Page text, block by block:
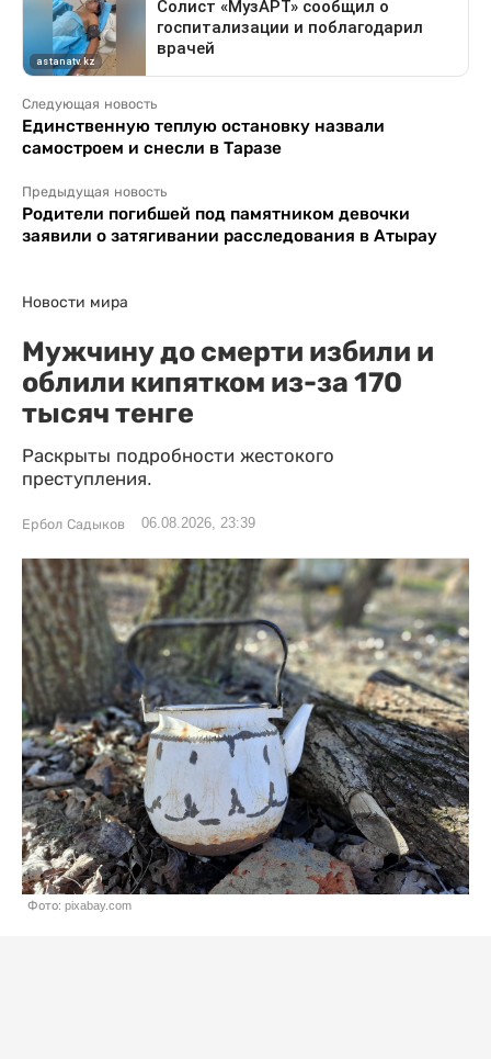
Следующая новость
Единственную теплую остановку назвали
самостроем и снесли в Таразе
Предыдущая новость
Родители погибшей под памятником девочки
заявили о затягивании расследования в Атырау
Новости мира
Мужчину до смерти избили и
облили кипятком из-за 170
тысяч тенге
Раскрыты подробности жестокого
преступления.
Ербол Садыков 06.08.2026, 23:39
Фото: pixabay.com